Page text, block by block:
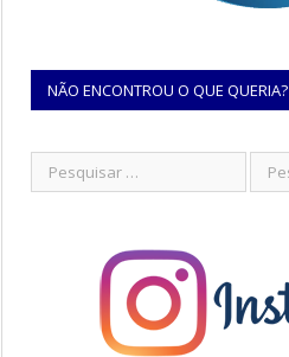
NÃO ENCONTROU O QUE QUERIA?